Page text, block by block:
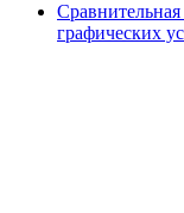
Сравнительная
графических